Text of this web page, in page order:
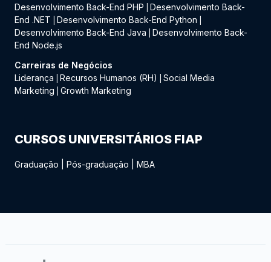
Desenvolvimento Back-End PHP
Desenvolvimento Back-
End .NET
Desenvolvimento Back-End Python
Desenvolvimento Back-End Java
Desenvolvimento Back-
End Node.js
Carreiras de Negócios
Liderança
Recursos Humanos (RH)
Social Media
Marketing
Growth Marketing
CURSOS UNIVERSITÁRIOS FIAP
Graduação Pós-graduação MBA